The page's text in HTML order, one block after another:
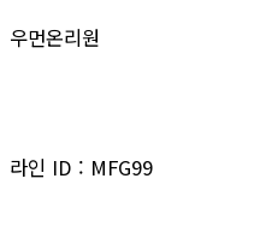
우먼온리원
라인 ID : MFG99